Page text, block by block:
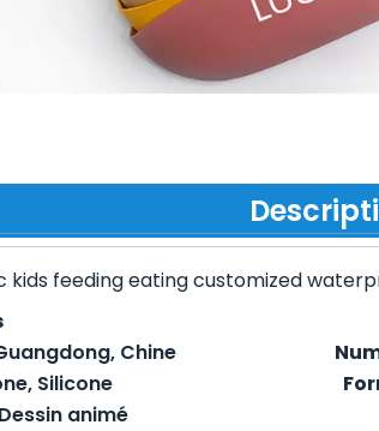
kids feeding eating customized
Chine
Silicone
Dessin animé